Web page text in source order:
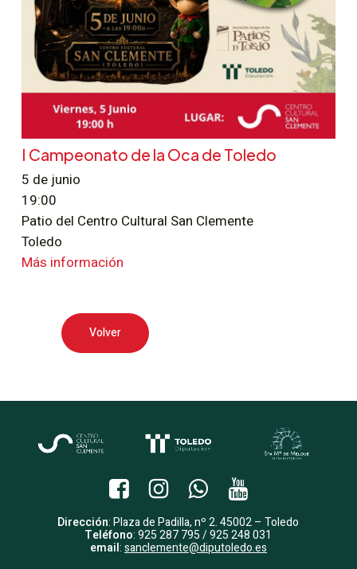
I Campeonato de la Oca de Toledo
5 de junio
19:00
Patio del Centro Cultural San Clemente
Toledo
Más información
Volver
Dirección: Plaza de Padilla, nº 2. 45002 – Toledo
Teléfono: 925 287 795 / 925 248 031
email:sanclemente@diputoledo.es